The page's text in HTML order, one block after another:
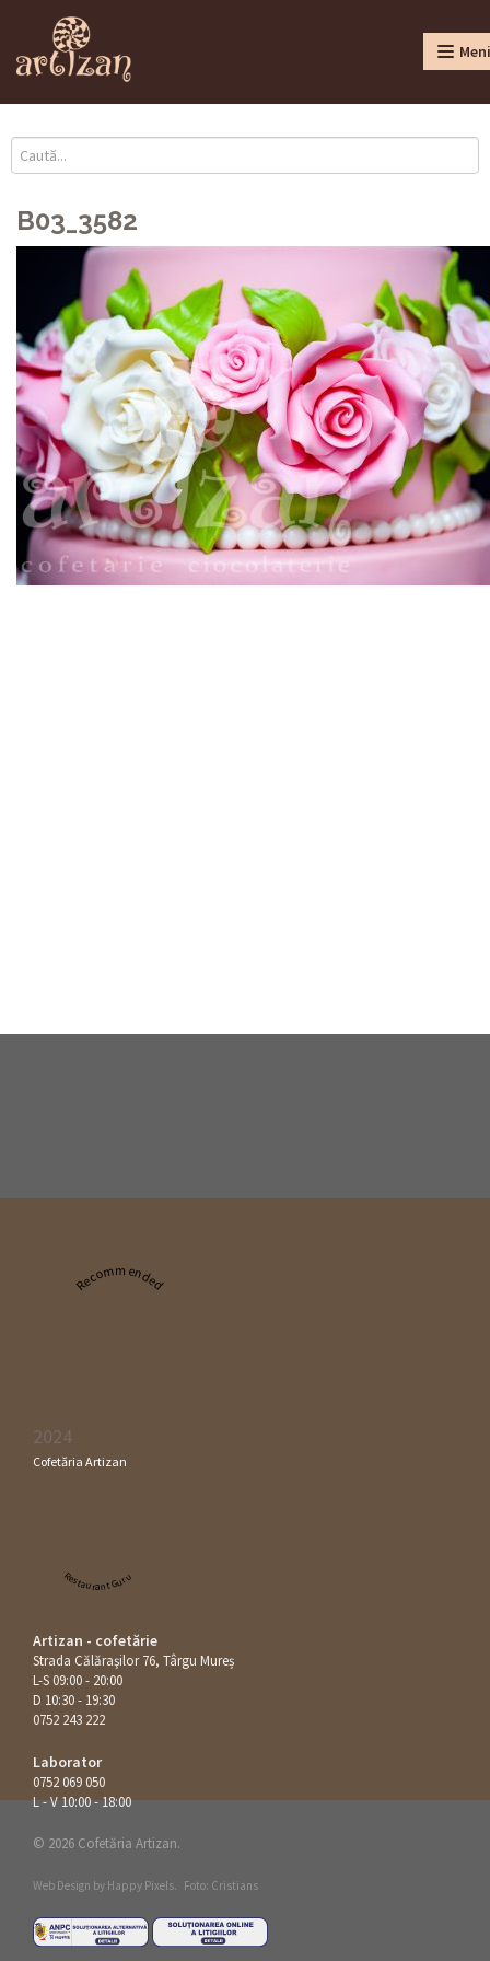
B03_3582
Recommended
2024
Cofetăria Artizan
Restaurant Guru
Artizan - cofetărie
Strada Călăraşilor 76, Târgu Mureș
L-S 09:00 - 20:00
D 10:30 - 19:30
0752 243 222
Laborator
0752 069 050
L - V 10:00 - 18:00
© 2026 Cofetăria Artizan.
Web Design by Happy Pixels. Foto: Cristians